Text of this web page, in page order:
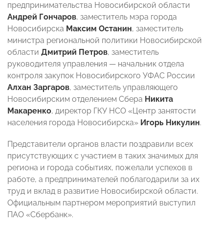
предпринимательства Новосибирской области
Андрей Гончаров, заместитель мэра города
Новосибирска Максим Останин, заместитель
министра региональной политики Новосибирской
области Дмитрий Петров, заместитель
руководителя управления — начальник отдела
контроля закупок Новосибирского УФАС России
Алхан Заргаров, заместитель управляющего
Новосибирским отделением Сбера Никита
Макаренко, директор ГКУ НСО «Центр занятости
населения города Новосибирска» Игорь Никулин.
Представители органов власти поздравили всех
присутствующих с участием в таких значимых для
региона и города событиях, пожелали успехов в
работе, а предпринимателей поблагодарили за их
труд и вклад в развитие Новосибирской области.
Официальным партнером мероприятий выступил
ПАО «Сбербанк».